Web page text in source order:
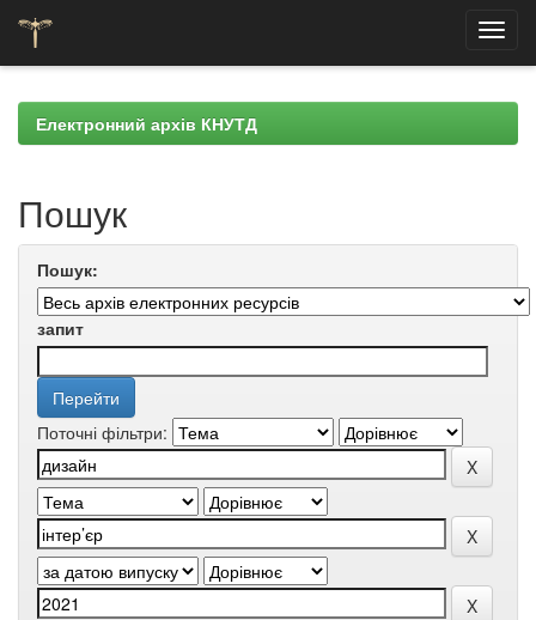
navigationЕлектронний архів КНУТД
Пошук
Пошук:
запит
Поточні фільтри: